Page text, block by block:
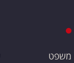
משפט